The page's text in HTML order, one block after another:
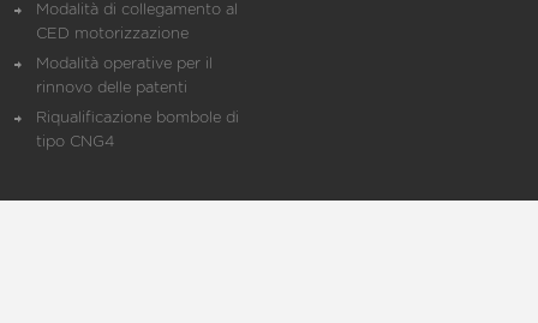
Modalità di collegamento al
CED motorizzazione
Modalità operative per il
rinnovo delle patenti
Riqualificazione bombole di
tipo CNG4